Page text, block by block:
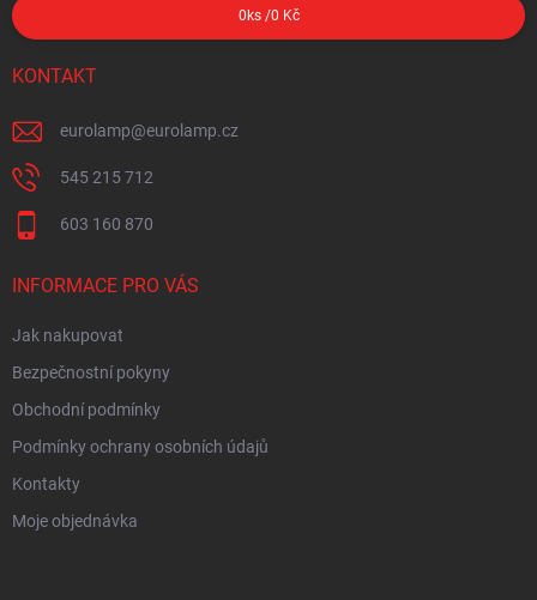
0 ks /0 Kč
KONTAKT
eurolamp@eurolamp.cz
545 215 712
603 160 870
INFORMACE PRO VÁS
Jak nakupovat
Bezpečnostní pokyny
Obchodní podmínky
Podmínky ochrany osobních údajů
Kontakty
Moje objednávka